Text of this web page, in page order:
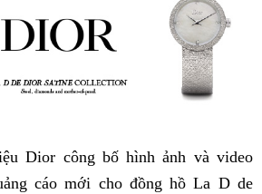
Dior công bố hình ảnh và video
cáo mới cho đồng hồ La D de